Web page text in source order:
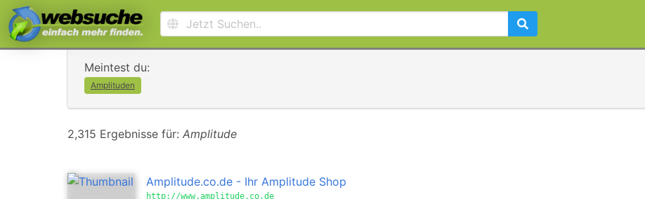
Meintest du:
Amplituden
2,315 Ergebnisse für: Amplitude
Amplitude.co.de - Ihr Amplitude Shop
http://www.amplitude.co.de